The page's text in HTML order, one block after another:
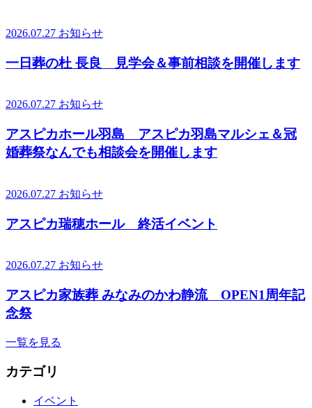
2026.07.27 お知らせ
一日葬の杜 長良 見学会＆事前相談を開催します
2026.07.27 お知らせ
アスピカホール羽島 アスピカ羽島マルシェ＆冠
婚葬祭なんでも相談会を開催します
2026.07.27 お知らせ
アスピカ瑞穂ホール 終活イベント
2026.07.27 お知らせ
アスピカ家族葬 みなみのかわ静流 OPEN1周年記
念祭
一覧を見る
カテゴリ
イベント